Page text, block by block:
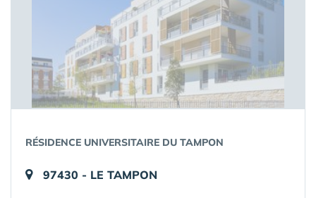
RÉSIDENCE UNIVERSITAIRE DU TAMPON
97430 - LE TAMPON